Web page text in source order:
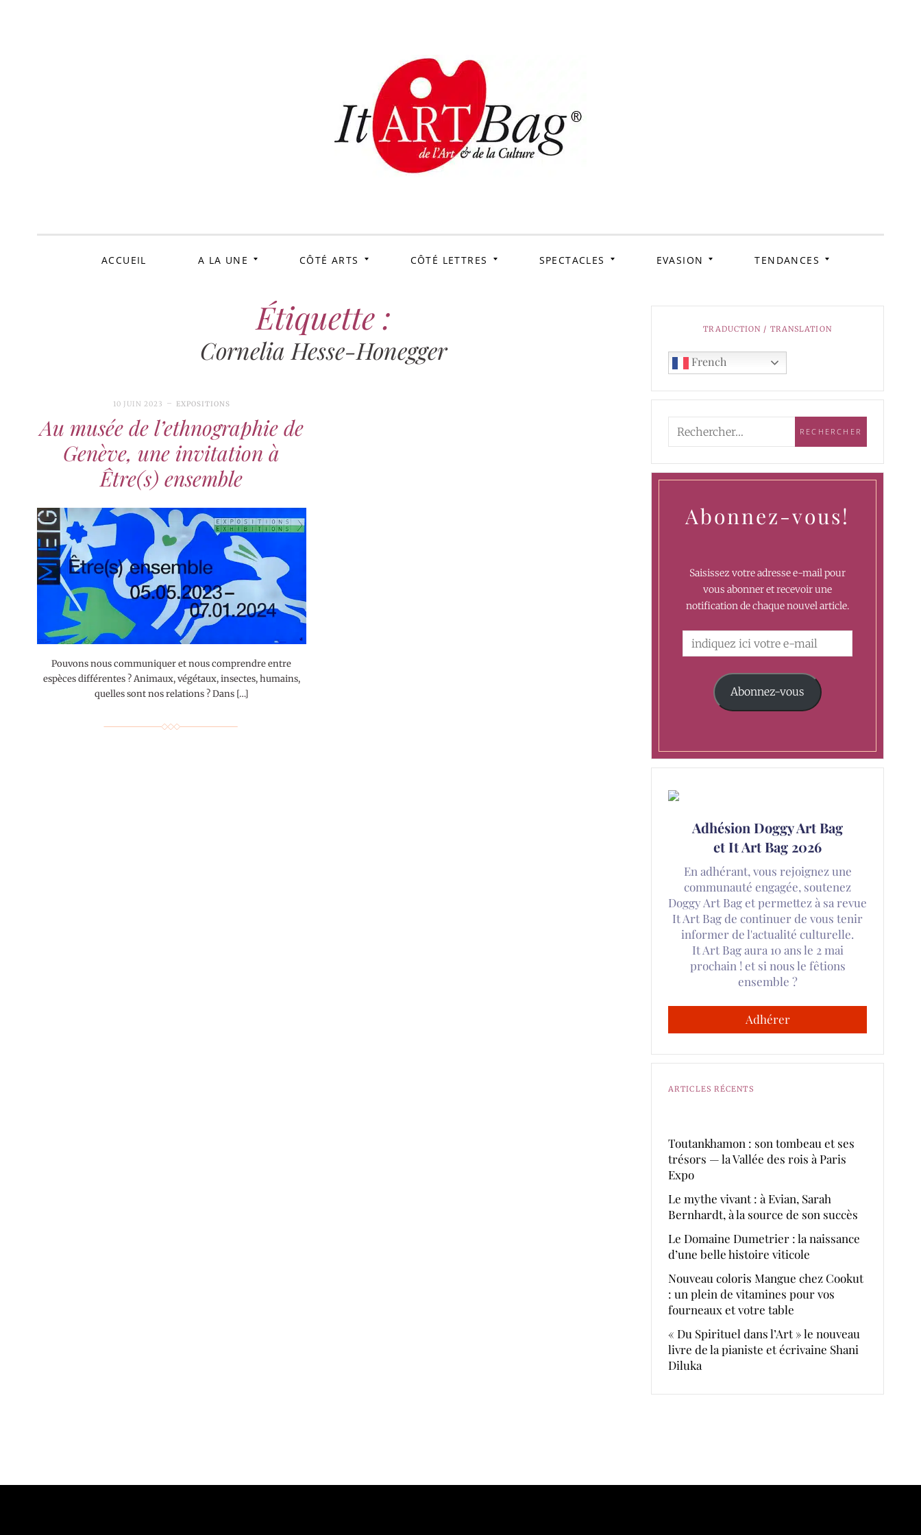
ItArtBag
ACCUEIL A LA UNE CÔTÉ ARTS CÔTÉ LETTRES SPECTACLES EVASION TENDANCES
Étiquette :
Cornelia Hesse-Honegger
10 JUIN 2023 EXPOSITIONS
Au musée de l’ethnographie de
Genève, une invitation à
Être(s) ensemble
Pouvons nous communiquer et nous comprendre entre
espèces différentes ? Animaux, végétaux, insectes, humains,
quelles sont nos relations ? Dans […]
TRADUCTION / TRANSLATION
French
Abonnez-vous!
Saisissez votre adresse e-mail pour
vous abonner et recevoir une
notification de chaque nouvel article.
Abonnez-vous
Adhésion Doggy Art Bag
et It Art Bag 2026
En adhérant, vous rejoignez une
communauté engagée, soutenez
Doggy Art Bag et permettez à sa revue
It Art Bag de continuer de vous tenir
informer de l'actualité culturelle.
It Art Bag aura 10 ans le 2 mai
prochain ! et si nous le fêtions
ensemble ?
Adhérer
ARTICLES RÉCENTS
Toutankhamon : son tombeau et ses
trésors — la Vallée des rois à Paris
Expo
Le mythe vivant : à Evian, Sarah
Bernhardt, à la source de son succès
Le Domaine Dumetrier : la naissance
d’une belle histoire viticole
Nouveau coloris Mangue chez Cookut
: un plein de vitamines pour vos
fourneaux et votre table
« Du Spirituel dans l’Art » le nouveau
livre de la pianiste et écrivaine Shani
Diluka